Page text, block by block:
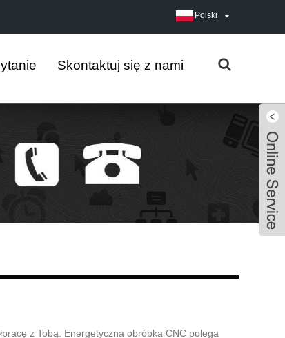
Polski
Skontaktuj się z nami
z Tobą. Energetyczna obróbka CNC polega